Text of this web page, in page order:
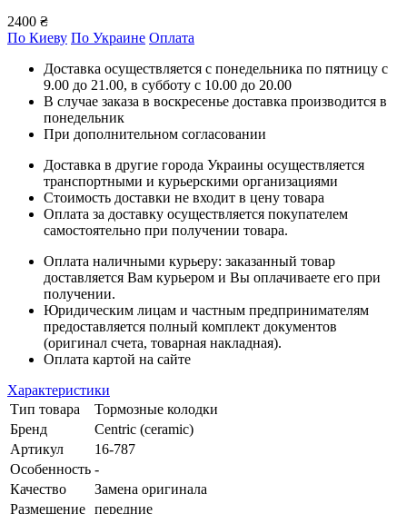
2400 ₴
По Киеву По Украине Оплата
Доставка осуществляется с понедельника по пятницу с
9.00 до 21.00, в субботу с 10.00 до 20.00
В случае заказа в воскресенье доставка производится в
понедельник
При дополнительном согласовании
Доставка в другие города Украины осуществляется
транспортными и курьерскими организациями
Стоимость доставки не входит в цену товара
Оплата за доставку осуществляется покупателем
самостоятельно при получении товара.
Оплата наличными курьеру: заказанный товар
доставляется Вам курьером и Вы оплачиваете его при
получении.
Юридическим лицам и частным предпринимателям
предоставляется полный комплект документов
(оригинал счета, товарная накладная).
Оплата картой на сайте
Характеристики
Тип товара
Тормозные колодки
Бренд
Centric (ceramic)
Артикул
16-787
Особенность -
Качество
Замена оригинала
Размещение передние